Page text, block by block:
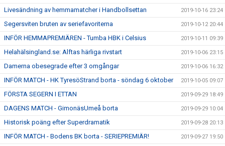
Livesändning av hemmamatcher i Handbollsettan 2019-10-16 23:24
Segersviten bruten av seriefavoriterna 2019-10-12 20:44
INFÖR HEMMAPREMIÄREN - Tumba HBK i Celsius 2019-10-11 09:39
Helahälsingland.se: Alftas härliga rivstart 2019-10-06 23:15
Damerna obesegrade efter 3 omgångar 2019-10-06 16:32
INFÖR MATCH - HK TyresöStrand borta - söndag 6 oktober 2019-10-05 09:07
FÖRSTA SEGERN I ETTAN 2019-09-29 18:49
DAGENS MATCH - GimonäsUmeå borta 2019-09-29 10:04
Historisk poäng efter Superdramatik 2019-09-28 20:13
INFÖR MATCH - Bodens BK borta - SERIEPREMIÄR! 2019-09-27 19:50